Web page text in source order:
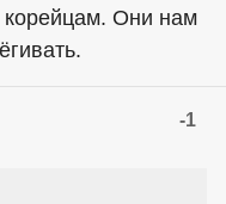
корейцам. Они нам
-1